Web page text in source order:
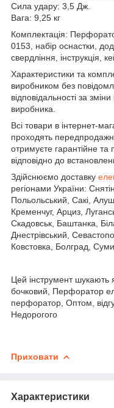
Сила удару: 3,5 Дж.
Вага: 9,25 кг
Комплектація:
0153, набір оснастки,
свердління, інструкція,
Характеристики та
виробником без
відповідальності за
виробника.
Всі товари в інтернет-
проходять
отримуєте гарантійне та
відповідно до
Здійснюємо доставку
регіонами України:
Польольський, Сакі,
Кременчуг, Арциз,
Скадовськ, Баштанка,
Днестрівський,
Ковстовка, Болград,
Цей інструмент шукають
бочковий, Перфоратор
перфоратор, Оптом,
Недорогого
Приховати
Характеристики